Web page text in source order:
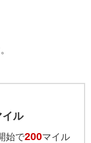
イル
始で200マイル